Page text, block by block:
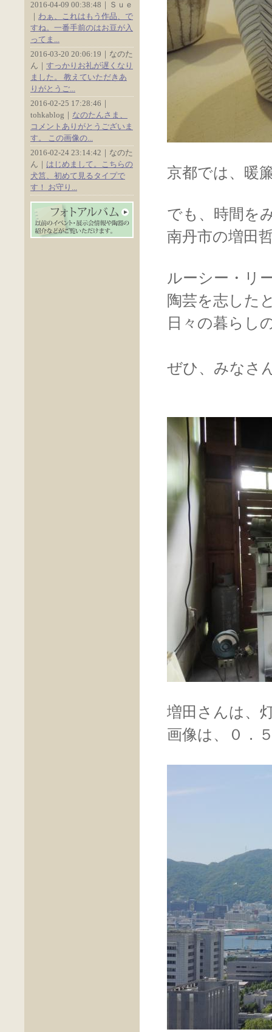
京都では、暖
でも、時間を
南丹市の増田
ルーシー・リ
陶芸を志した
日々の暮らし
ぜひ、みなさ
増田さんは、
画像は、０．
2016-04-09 00:38:48｜Ｓｕｅ
わぁ、これはもう作品、で
すね。一番手前のはお豆が入
ってま...
2016-03-20 20:06:19｜なのた
ん｜ すっかりお礼が遅くなり
ました。 教えていただきあ
りがとうご...
2016-02-25 17:28:46｜
tohkablog｜ なのたんさま、
コメントありがとうございま
す。 この画像の...
2016-02-24 23:14:42｜なのた
ん｜ はじめまして。こちらの
犬筥、初めて見るタイプで
す！ お守り...